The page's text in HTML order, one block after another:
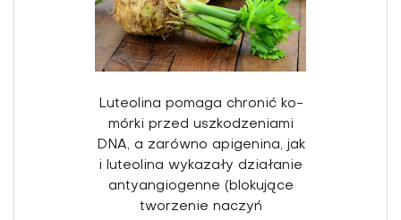
Luteolina pomaga chronić ko­
mórki przed uszkodzeniami
DNA, a zarówno apigenina, jak
i lu­teolina wykazały działanie
antyangio­genne (blokujące
tworzenie naczyń